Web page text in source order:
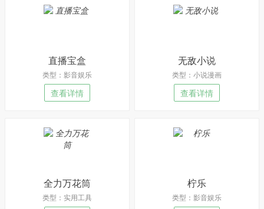
直播宝盒
类型：影音娱乐
查看详情
无敌小说
类型：小说漫画
查看详情
全力万花筒
类型：实用工具
柠乐
类型：影音娱乐